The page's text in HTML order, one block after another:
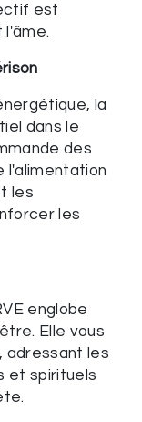
est
l'âme.
la
dans le
des
l'alimentation
les
les
englobe
Elle vous
adressant les
et spirituels